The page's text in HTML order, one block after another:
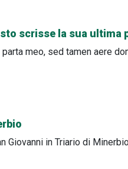
scrisse la sua ultima
meo, sed tamen aere
Giovanni in Triario di